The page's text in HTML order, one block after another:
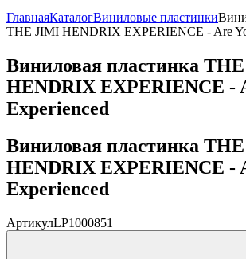
ГлавнаяКаталогВиниловые пластинки
THE JIMI HENDRIX EXPERIENCE - Are
Виниловая пластинка
HENDRIX EXPERIENCE -
Experienced
Виниловая пластинка
HENDRIX EXPERIENCE -
Experienced
АртикулLP1000851